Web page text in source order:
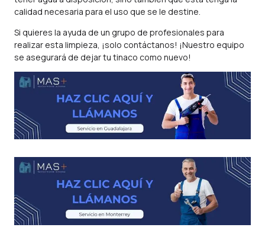
calidad necesaria para el uso que se le destine.
Si quieres la ayuda de un grupo de profesionales para
realizar esta limpieza, ¡solo contáctanos! ¡Nuestro equipo
se asegurará de dejar tu tinaco como nuevo!